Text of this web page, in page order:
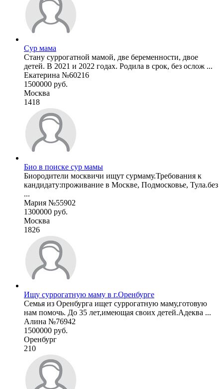
Сур мама
Стану суррогатной мамой, две беременности, двое
детей. В 2021 и 2022 годах. Родила в срок, без ослож ...
Екатерина №60216
1500000 руб.
Москва
1418
Био в поиске сур мамы
Биородители москвичи ищут сурмаму.Требования к
кандидату:проживание в Москве, Подмосковье, Тула.без
...
Мария №55902
1300000 руб.
Москва
1826
Ищу суррогатную маму в г.Оренбурге
Семья из Оренбурга ищет суррогатную маму,готовую
нам помочь. До 35 лет,имеющая своих детей.Адеква ...
Алина №76942
1500000 руб.
Оренбург
210